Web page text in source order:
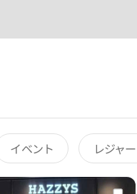
イベント レジャ